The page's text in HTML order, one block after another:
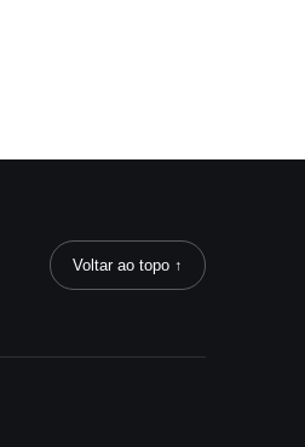
Voltar ao topo ↑